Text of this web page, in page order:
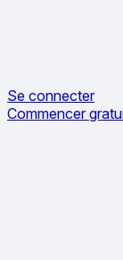
Se connecter
Commencer